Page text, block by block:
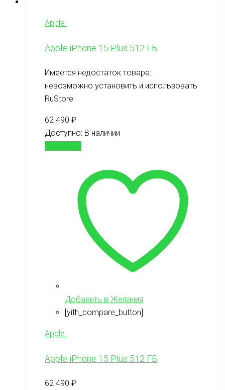
Apple
Apple iPhone 15 Plus 512 ГБ
Имеется недостаток товара:
невозможно установить и использовать
RuStore
62 490 ₽
Доступно: В наличии
Добавить в Желания
[yith_compare_button]
Apple
Apple iPhone 15 Plus 512 ГБ
62 490 ₽